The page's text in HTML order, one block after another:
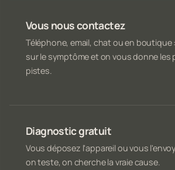
Vous nous contactez
Téléphone, email, chat ou en boutique
sur le symptôme et on vous donne les
pistes.
Diagnostic gratuit
Vous déposez l'appareil ou vous
on teste, on cherche la vraie cause.